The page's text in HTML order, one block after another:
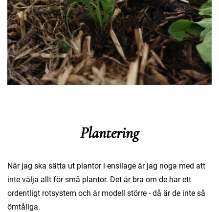
Plantering
När jag ska sätta ut plantor i ensilage är jag noga med att
inte välja allt för små plantor. Det är bra om de har ett
ordentligt rotsystem och är modell större - då är de inte så
ömtåliga.